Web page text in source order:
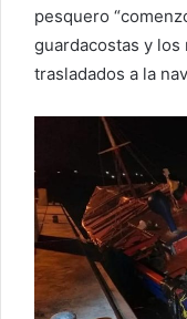
pesquero
guardacostas y
trasladados a la